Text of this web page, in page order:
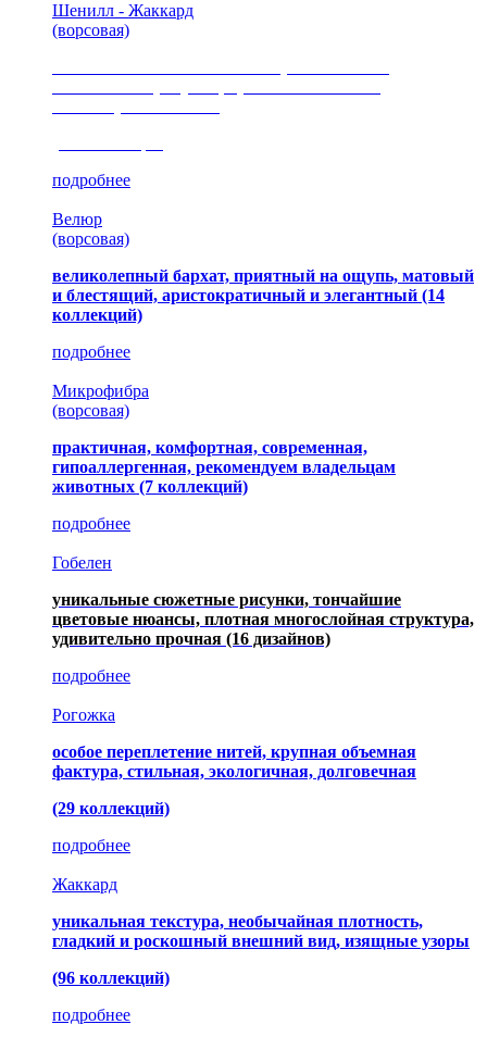
Шенилл - Жаккард
(ворсовая)
подробнее
Велюр
(ворсовая)
великолепный бархат, приятный на ощупь, матовый
и блестящий, аристократичный и элегантный (14
коллекций)
подробнее
Микрофибра
(ворсовая)
практичная, комфортная, современная,
гипоаллергенная, рекомендуем владельцам
животных (7 коллекций)
подробнее
Гобелен
уникальные сюжетные рисунки, тончайшие
цветовые нюансы, плотная многослойная структура,
удивительно прочная (16 дизайнов)
подробнее
Рогожка
особое переплетение нитей, крупная объемная
фактура, стильная, экологичная, долговечная
(29 коллекций)
подробнее
Жаккард
уникальная текстура, необычайная плотность,
гладкий и роскошный внешний вид, изящные узоры
(96 коллекций)
подробнее